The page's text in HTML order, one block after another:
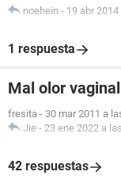
noehein - 19 abr
1 respuesta
Mal olor
fresita - 30 mar 2011 a
Jie - 23 ene 2022 a
42 respuestas